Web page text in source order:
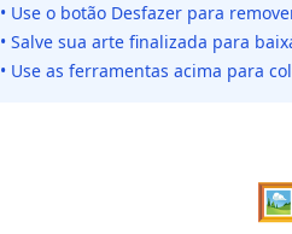
• Use o botão Desfazer para
• Salve sua arte finalizada para
• Use as ferramentas acima para
🖼️